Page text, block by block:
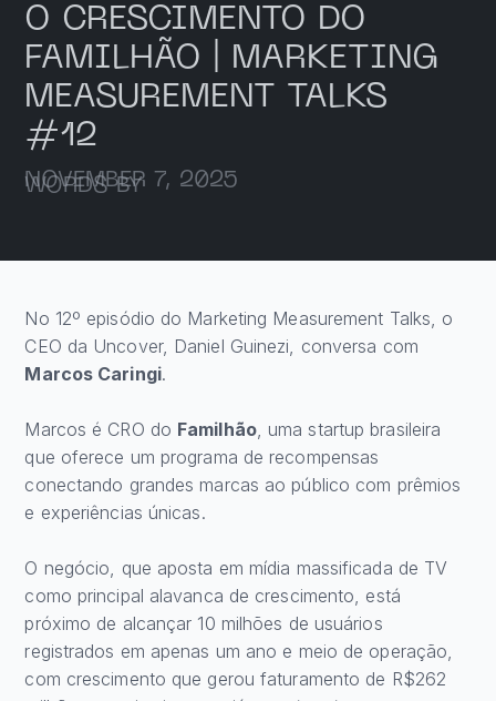
O CRESCIMENTO DO
FAMILHÃO | MARKETING
MEASUREMENT TALKS
#12
NOVEMBER 7, 2025
WORDS BY
No 12º episódio do Marketing Measurement Talks, o
CEO da Uncover, Daniel Guinezi, conversa com
Marcos Caringi.
Marcos é CRO do Familhão, uma startup brasileira
que oferece um programa de recompensas
conectando grandes marcas ao público com prêmios
e experiências únicas.
O negócio, que aposta em mídia massificada de TV
como principal alavanca de crescimento, está
próximo de alcançar 10 milhões de usuários
registrados em apenas um ano e meio de operação,
com crescimento que gerou faturamento de R$262